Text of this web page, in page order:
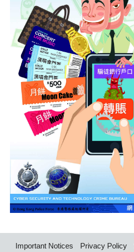
Important Notices Privacy Policy